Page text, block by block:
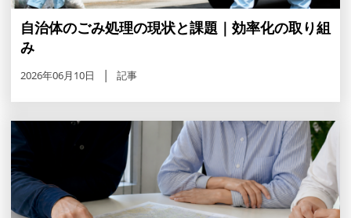
自治体のごみ処理の現状と課題｜効率化の取り組
み
2026年06月10日 記事